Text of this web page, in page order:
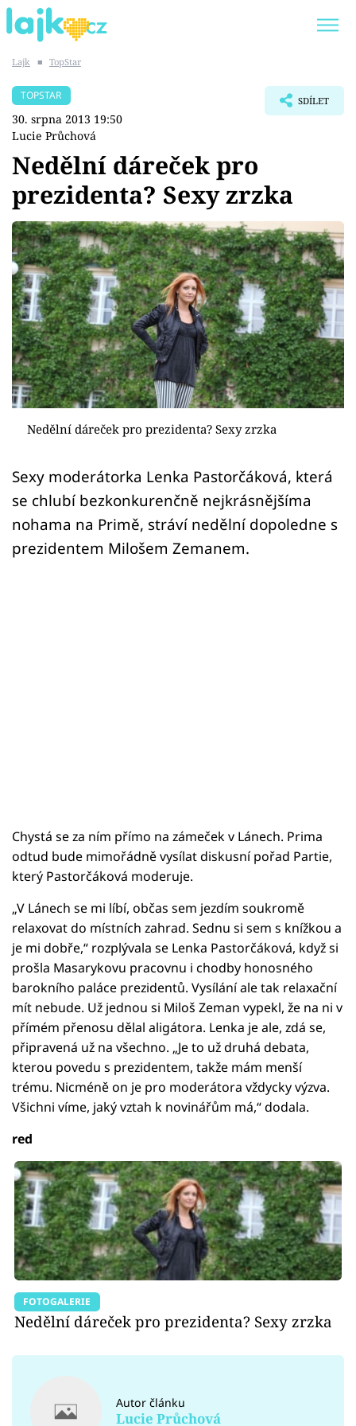
SHOPAHOLICADEL
Témata
Showbyznys
Youtubeři
Virály
Sex a vztahy
Videa
Sledujte prima+
Přihlášení
Sledujte nás
Lajk ■ TopStar
TOPSTAR
30. srpna 2013 19:50
Lucie Průchová
SDÍLET
Nedělní dáreček pro
prezidenta? Sexy zrzka
Nedělní dáreček pro prezidenta? Sexy zrzka
Sexy moderátorka Lenka Pastorčáková, která
se chlubí bezkonkurenčně nejkrásnějšíma
nohama na Primě, stráví nedělní dopoledne s
prezidentem Milošem Zemanem.
Chystá se za ním přímo na zámeček v Lánech. Prima
odtud bude mimořádně vysílat diskusní pořad Partie,
který Pastorčáková moderuje.
„V Lánech se mi líbí, občas sem jezdím soukromě
relaxovat do místních zahrad. Sednu si sem s knížkou a
je mi dobře,“ rozplývala se Lenka Pastorčáková, když si
prošla Masarykovu pracovnu i chodby honosného
barokního paláce prezidentů. Vysílání ale tak relaxační
mít nebude. Už jednou si Miloš Zeman vypekl, že na ni v
přímém přenosu dělal aligátora. Lenka je ale, zdá se,
připravená už na všechno. „Je to už druhá debata,
kterou povedu s prezidentem, takže mám menší
trému. Nicméně on je pro moderátora vždycky výzva.
Všichni víme, jaký vztah k novinářům má,“ dodala.
red
FOTOGALERIE
Nedělní dáreček pro prezidenta? Sexy zrzka
Autor článku
Lucie Průchová